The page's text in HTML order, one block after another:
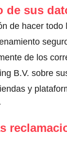
de sus
de hacer
de los
B.V. sobre
y